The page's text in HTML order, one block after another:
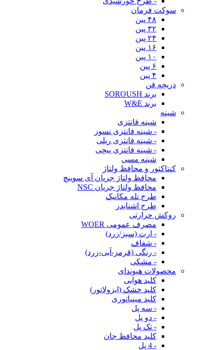
سوکت فرمان
۴۸ پین
۳۲ پین
۲۴ پین
۱۶ پین
۱۰ پین
۶ پین
۴ پین
دریچه فن
برند SOROUSH
برند W&E
شینه
شینه فانتزی
- شینه فانتزی نسوز
- شینه فانتزی ریلی
- شینه فانتزی پیچی
شینه مسی
کنتاکتور و محافظ ولتاژ
محافظ ولتاژ جریان آی سوییچ
محافظ ولتاژ جریان NSC
طرح تله مکانیک
طرح اشنایدر
روکش حرارتی
مصرف عمومی WOER
- ارت (سبز/زرد)
- شفاف
- رنگی (قرمز-آبی-زرد)
- مشکی
محصولات هیوندای
کلید هوایی
کلید خشک (ایزولاتور)
کلید مینیاتوری
- سه پل
- دو پل
- تک پل
کلید محافظ جان
- 4 پل